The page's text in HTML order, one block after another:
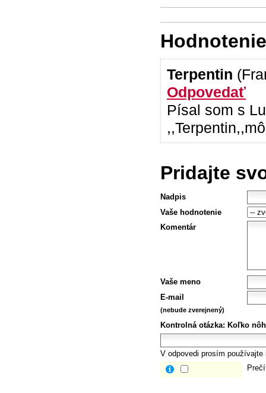
Terpentin
Odpovedať
Písal som s
Pridajte
Nadpis
Vaše hodnotenie
Komentár
Vaše meno
E-mail
(nebude zverejnený)
Kontrolná otázka: Koľko
V odpovedi prosím